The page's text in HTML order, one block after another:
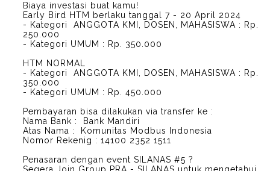
Biaya investasi buat kamu!
Early Bird HTM berlaku tanggal 7 - 20 April 2024
- Kategori ANGGOTA KMI, DOSEN, MAHASISWA : Rp.
250.000
- Kategori UMUM : Rp. 350.000
HTM NORMAL
- Kategori ANGGOTA KMI, DOSEN, MAHASISWA : Rp.
350.000
- Kategori UMUM : Rp. 450.000
Pembayaran bisa dilakukan via transfer ke :
Nama Bank : Bank Mandiri
Atas Nama : Komunitas Modbus Indonesia
Nomor Rekenig : 14100 2352 1511
Penasaran dengan event SILANAS #5 ?